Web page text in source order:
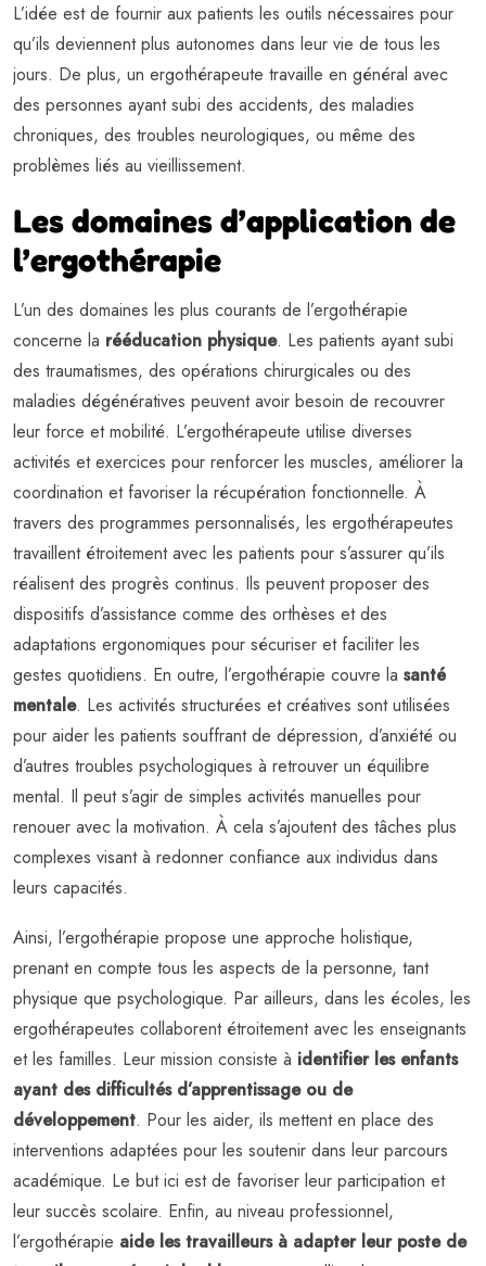
L’idée est de fournir aux patients les outils nécessaires pour
qu’ils deviennent plus autonomes dans leur vie de tous les
jours. De plus, un ergothérapeute travaille en général avec
des personnes ayant subi des accidents, des maladies
chroniques, des troubles neurologiques, ou même des
problèmes liés au vieillissement.
Les domaines d’application de
l’ergothérapie
L’un des domaines les plus courants de l’ergothérapie
concerne la rééducation physique. Les patients ayant subi
des traumatismes, des opérations chirurgicales ou des
maladies dégénératives peuvent avoir besoin de recouvrer
leur force et mobilité. L’ergothérapeute utilise diverses
activités et exercices pour renforcer les muscles, améliorer la
coordination et favoriser la récupération fonctionnelle. À
travers des programmes personnalisés, les ergothérapeutes
travaillent étroitement avec les patients pour s’assurer qu’ils
réalisent des progrès continus. Ils peuvent proposer des
dispositifs d’assistance comme des orthèses et des
adaptations ergonomiques pour sécuriser et faciliter les
gestes quotidiens. En outre, l’ergothérapie couvre la santé
mentale. Les activités structurées et créatives sont utilisées
pour aider les patients souffrant de dépression, d’anxiété ou
d’autres troubles psychologiques à retrouver un équilibre
mental. Il peut s’agir de simples activités manuelles pour
renouer avec la motivation. À cela s’ajoutent des tâches plus
complexes visant à redonner confiance aux individus dans
leurs capacités.
Ainsi, l’ergothérapie propose une approche holistique,
prenant en compte tous les aspects de la personne, tant
physique que psychologique. Par ailleurs, dans les écoles, les
ergothérapeutes collaborent étroitement avec les enseignants
et les familles. Leur mission consiste à identifier les enfants
ayant des difficultés d’apprentissage ou de
développement. Pour les aider, ils mettent en place des
interventions adaptées pour les soutenir dans leur parcours
académique. Le but ici est de favoriser leur participation et
leur succès scolaire. Enfin, au niveau professionnel,
l’ergothérapie aide les travailleurs à adapter leur poste de